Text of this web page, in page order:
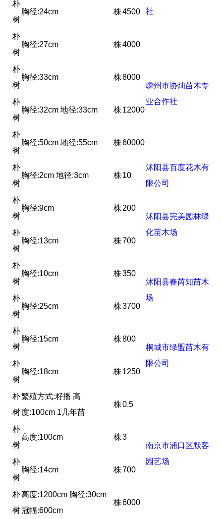
社
朴
树
胸径:24cm 株4500
朴
树
胸径:27cm 株4000
嵊州市协灿苗木专
业合作社
朴
树
胸径:33cm 株8000
朴
树
胸径:32cm 地径:33cm 株12000
朴
树
胸径:50cm 地径:55cm 株60000
朴
树
胸径:2cm 地径:3cm 株10
沭阳县百度花木有
限公司
朴
树
胸径:9cm 株200
沭阳县完美园林绿
化苗木场
朴
树
胸径:13cm 株700
朴
树
胸径:10cm 株350
沭阳县春芮知苗木
场
朴
树
胸径:25cm 株3700
朴
树
胸径:15cm 株800
桐城市绿盟苗木有
限公司
朴
树
胸径:18cm 株1250
朴
树
繁殖方式:籽播 高
度:100cm 1几年苗
株0.5
南京市浦口区默客
园艺场
朴
树
高度:100cm 株3
朴
树
胸径:14cm 株700
朴
树
高度:1200cm 胸径:30cm
冠幅:600cm
株6000